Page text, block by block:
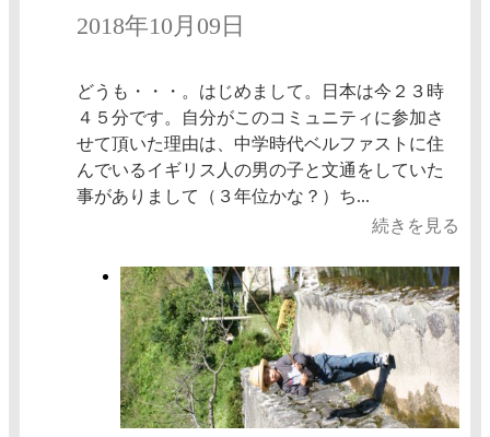
2018年10月09日
どうも・・・。はじめまして。日本は今２３時
４５分です。自分がこのコミュニティに参加さ
せて頂いた理由は、中学時代ベルファストに住
んでいるイギリス人の男の子と文通をしていた
事がありまして（３年位かな？）ち...
続きを見る